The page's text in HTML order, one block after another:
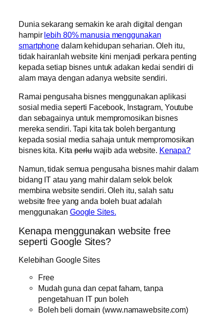
Dunia sekarang semakin ke arah digital dengan
hampir lebih 80% manusia menggunakan
smartphone dalam kehidupan seharian. Oleh itu,
tidak hairanlah website kini menjadi perkara penting
kepada setiap bisnes untuk adakan kedai sendiri di
alam maya dengan adanya website sendiri.
Ramai pengusaha bisnes menggunakan aplikasi
sosial media seperti Facebook, Instagram, Youtube
dan sebagainya untuk mempromosikan bisnes
mereka sendiri. Tapi kita tak boleh bergantung
kepada sosial media sahaja untuk mempromosikan
bisnes kita. Kitaperluwajib ada website. Kenapa?
Namun, tidak semua pengusaha bisnes mahir dalam
bidang IT atau yang mahir dalam selok belok
membina website sendiri. Oleh itu, salah satu
website free yang anda boleh buat adalah
menggunakan Google Sites.
Kenapa menggunakan website free
seperti Google Sites?
Kelebihan Google Sites
Free
Mudah guna dan cepat faham, tanpa
pengetahuan IT pun boleh
Boleh beli domain (www.namawebsite.com)